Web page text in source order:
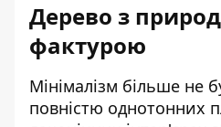
Дерево з
фактурою
Мінімалізм більше не
повністю однотонних